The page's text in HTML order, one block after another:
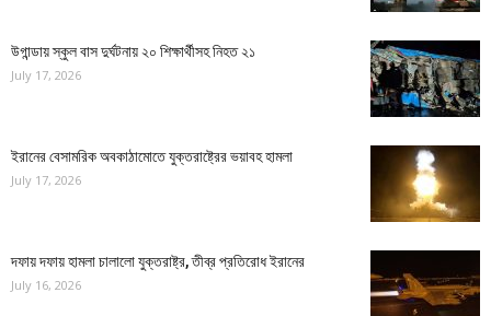
উগান্ডায় স্কুল বাস দুর্ঘটনায় ২০ শিক্ষার্থীসহ নিহত ২১
July 17, 2026
ইরানের বেসামরিক অবকাঠামোতে যুক্তরাষ্ট্রের ভয়াবহ হামলা
July 17, 2026
দফায় দফায় হামলা চালালো যুক্তরাষ্ট্র, তীব্র প্রতিরোধ ইরানের
July 16, 2026